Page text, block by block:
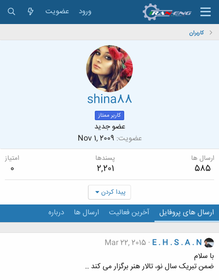
ورود عضویت
کاربران
shina88
کاربر ممتاز
عضو جدید
عضویت Nov 1, 2009
ارسال ها
585
پسندها
2,201
امتیاز
0
پیدا کردن
ارسال های پروفایل آخرین فعالیت ارسال ها درباره
E . H . S . A . N
Mar 22, 2015
با سلام
ضمن تبریک سال نو، تالار هنر برگزار می کند ..